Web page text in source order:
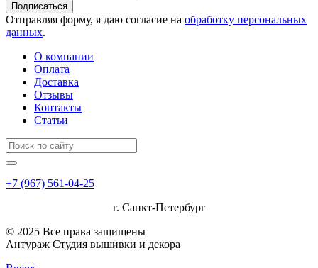
Подписаться
Отправляя форму, я даю согласие на обработку персональных
данных.
О компании
Оплата
Доставка
Отзывы
Контакты
Статьи
+7 (967) 561-04-25
г. Санкт-Петербург
© 2025 Все права защищены
Антураж Студия вышивки и декора